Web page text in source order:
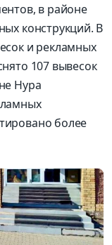
в районе
конструкций. В
и рекламных
107 вывесок
Нура
более